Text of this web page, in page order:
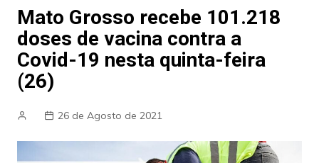
Mato Grosso recebe 101.218
doses de vacina contra a
Covid-19 nesta quinta-feira
(26)
26 de Agosto de 2021